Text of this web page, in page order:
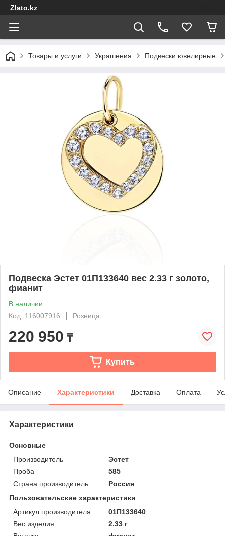
Zlato.kz
Товары и услуги Украшения Подвески ювелирные
Подвеска Эстет 01П133640 вес 2.33 г золото,
фианит
В наличии
Код: 116007916
Розница
220 950 ₸
Купить
Описание Характеристики Доставка Оплата
Характеристики
Основные
Производитель
Эстет
Проба
585
Страна производитель
Россия
Пользовательские характеристики
Артикул производителя
01П133640
Вес изделия
2.33 г